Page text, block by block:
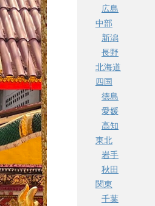
広島
中部
新潟
長野
北海道
四国
徳島
愛媛
高知
東北
岩手
秋田
関東
千葉